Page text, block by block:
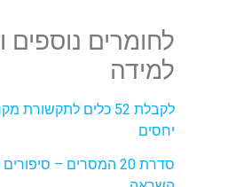
לחומרים
למידה
לקבלת 52 כלים
יחסים
סדרת 20 המסרים –